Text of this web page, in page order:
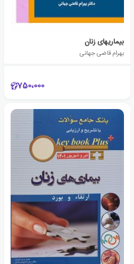
بیماریهای زنان
بهرام قاضی جهانی
750،000